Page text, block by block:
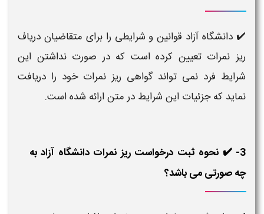
✔️ دانشگاه آزاد قوانین و شرایطی را برای متقاضیان دریاف
ریز نمرات تعیین کرده است که در صورت نداشتن این
شرایط فرد نمی تواند گواهی ریز نمرات خود را دریافت
نماید که جزئیات این شرایط در متن ارائه شده است.
3- ✔️ نحوه ثبت درخواست ریز نمرات دانشگاه آزاد به
چه صورتی می باشد؟